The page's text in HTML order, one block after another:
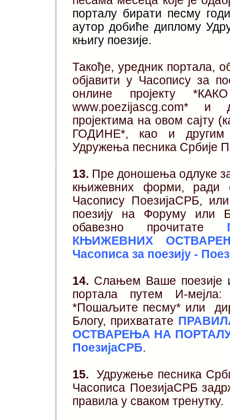
порталу бирати песму
аутор добиће диплому
књигу поезије.
Такође, уредник портала,
објавити у Часопису за
онлине пројекту
www.poezijascg.com* и
пројектима на овом
ГОДИНЕ*, као и другим
Удружења песника Србије
13. Пре доношења одлуке
књижевних форми, ради
Часопису ПоезијаСРБ,
поезију на Форуму или
обавезно прочитате
КЊИЖЕВНИХ
Часописа за поезију -
14. Слањем Ваше поезије
портала путем И-
*Пошаљите песму* или
Блогу, прихватате
ОСТВАРЕЊА НА ПОРТАЛУ
ПоезијаСРБ.
15. Удружење песника
Часописа ПоезијаСРБ
правила у сваком тренутку.